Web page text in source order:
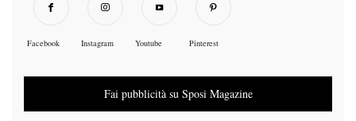
Facebook Instagram Youtube Pinterest
Fai pubblicità su Sposi Magazine